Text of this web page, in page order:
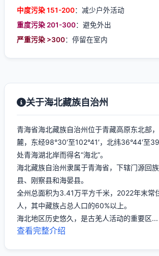
中度污染 151-200：减少户外活动
重度污染 201-300：避免外出
严重污染 >300：停留在室内
关于海北藏族自治州
青海省海北藏族自治州位于青藏高原东北部
麓，东经98°30′至102°41′，北纬36°44′至
处青海湖北岸而得名“海北”。
海北藏族自治州隶属于青海省，下辖门源回
县、刚察县和海晏县。
全州总面积为3.41万平方千米，2022年末常
人，其中藏族占总人口的60%以上。
海北地区历史悠久，是古羌人活动的重要区...
查看完整介绍